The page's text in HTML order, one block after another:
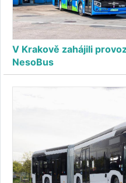
V Krakově zahájili
NesoBus